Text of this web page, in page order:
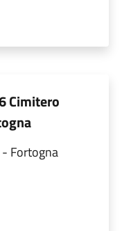
Cimitero
Fortogna